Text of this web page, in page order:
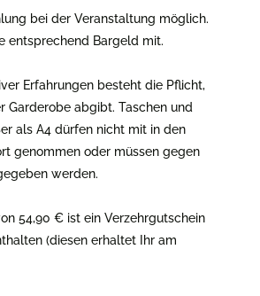
bei der Veranstaltung möglich.
entsprechend Bargeld mit.
Erfahrungen besteht die Pflicht,
Garderobe abgibt. Taschen und
als A4 dürfen nicht mit in den
genommen oder müssen gegen
werden.
54,90 € ist ein Verzehrgutschein
(diesen erhaltet Ihr am